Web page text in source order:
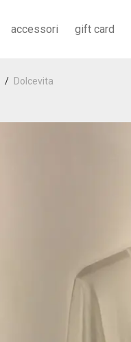
accessori gift card
/ Dolcevita